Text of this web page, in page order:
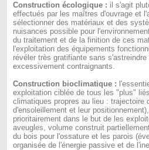
Construction écologique : il s'agit
effectués par les maîtres d'ouvrage et
sélectionner des matériaux et des
nuisances possible pour
du traitement et de la finition de ces
l'exploitation des équipements
révéler très gratifiante sans
excessivement contraignants.
Construction bioclimatique :
exploitation ciblée de tous les "plus"
climatiques propres au lieu : trajectoire
d'ensoleillement et leur
prioritairement dans le but de les
aveugles, volume construit
du bois pour l'ossature et les parois
organisée de l'énergie passive et de